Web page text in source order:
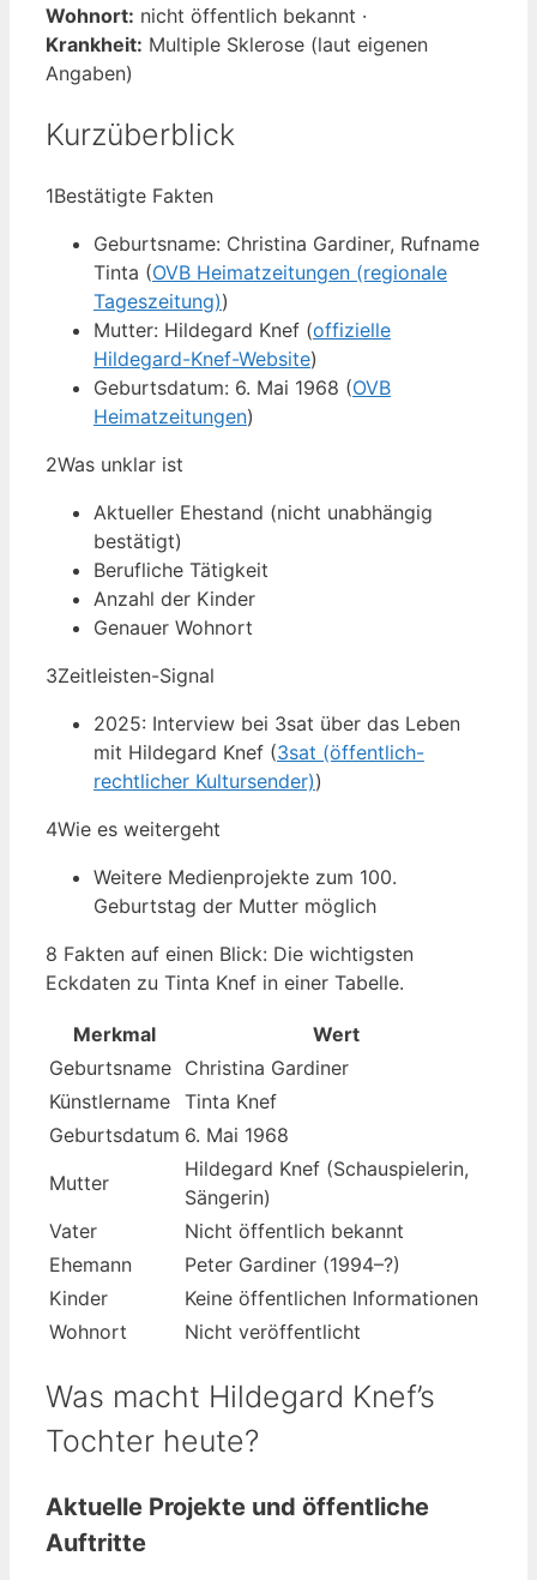
Wohnort: nicht öffentlich bekannt ·
Krankheit: Multiple Sklerose (laut eigenen
Angaben)
Kurzüberblick
1Bestätigte Fakten
Geburtsname: Christina Gardiner, Rufname
Tinta (OVB Heimatzeitungen (regionale
Tageszeitung))
Mutter: Hildegard Knef (offizielle
Hildegard-Knef-Website)
Geburtsdatum: 6. Mai 1968 (OVB
Heimatzeitungen)
2Was unklar ist
Aktueller Ehestand (nicht unabhängig
bestätigt)
Berufliche Tätigkeit
Anzahl der Kinder
Genauer Wohnort
3Zeitleisten-Signal
2025: Interview bei 3sat über das Leben
mit Hildegard Knef (3sat (öffentlich-
rechtlicher Kultursender))
4Wie es weitergeht
Weitere Medienprojekte zum 100.
Geburtstag der Mutter möglich
8 Fakten auf einen Blick: Die wichtigsten
Eckdaten zu Tinta Knef in einer Tabelle.
Merkmal
Wert
Geburtsname Christina Gardiner
Künstlername Tinta Knef
Geburtsdatum 6. Mai 1968
Mutter
Hildegard Knef (Schauspielerin,
Sängerin)
Vater
Nicht öffentlich bekannt
Ehemann
Peter Gardiner (1994–?)
Kinder
Keine öffentlichen Informationen
Wohnort
Nicht veröffentlicht
Was macht Hildegard Knef’s
Tochter heute?
Aktuelle Projekte und öffentliche
Auftritte